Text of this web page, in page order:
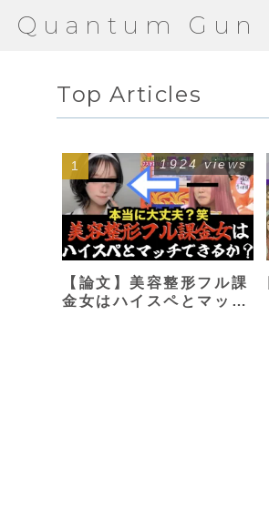
Quantum Gun
Top Articles
【論文】美容整形フル課
金女はハイスペとマッチ
1924 views